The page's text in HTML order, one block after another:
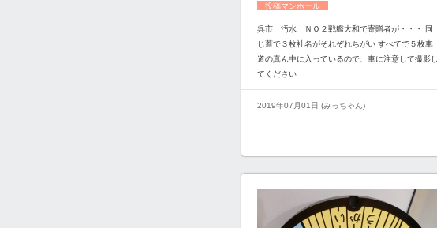
投稿マンホール
呉市 汚水 ＮＯ２戦艦大和で寄贈者が・・・ 同
じ蓋で３枚社名がそれぞれちがい すべてで５枚車
道の真ん中に入っているので、車に注意して撮影し
てください
2019年07月01日 (みっちゃん)